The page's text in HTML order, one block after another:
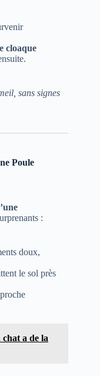
cloaque
sans signes
Poule
:
doux,
le sol près
a de la